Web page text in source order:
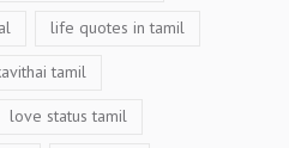
life quotes in tamil
tamil
love status tamil